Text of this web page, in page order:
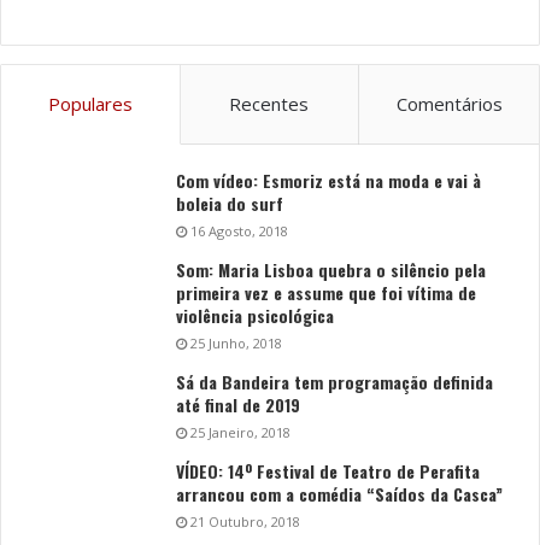
Populares Recentes Comentários
Com vídeo: Esmoriz está na moda e vai à
boleia do surf
16 Agosto, 2018
Som: Maria Lisboa quebra o silêncio pela
primeira vez e assume que foi vítima de
violência psicológica
25 Junho, 2018
Sá da Bandeira tem programação definida
até final de 2019
25 Janeiro, 2018
VÍDEO: 14º Festival de Teatro de Perafita
arrancou com a comédia “Saídos da Casca”
21 Outubro, 2018